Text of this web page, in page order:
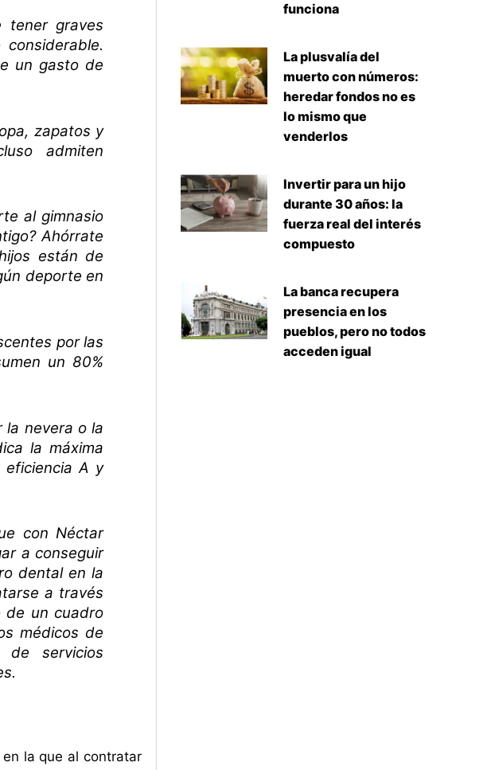
tener graves
un gasto de
zapatos y
admiten
al gimnasio
Ahórrate
están de
deporte en
por las
un 80%
la nevera o la
la máxima
eficiencia A y
con Néctar
a conseguir
dental en la
a través
de un cuadro
médicos de
de servicios
la que al contratar
funciona
La plusvalía del
muerto con números:
heredar fondos no es
lo mismo que
venderlos
Invertir para un hijo
durante 30 años: la
fuerza real del interés
compuesto
La banca recupera
presencia en los
pueblos, pero no todos
acceden igual